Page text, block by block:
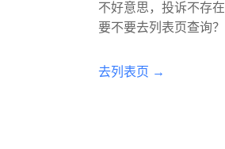
不好意思，投诉不存在
要不要去列表页查询？
去列表页 →